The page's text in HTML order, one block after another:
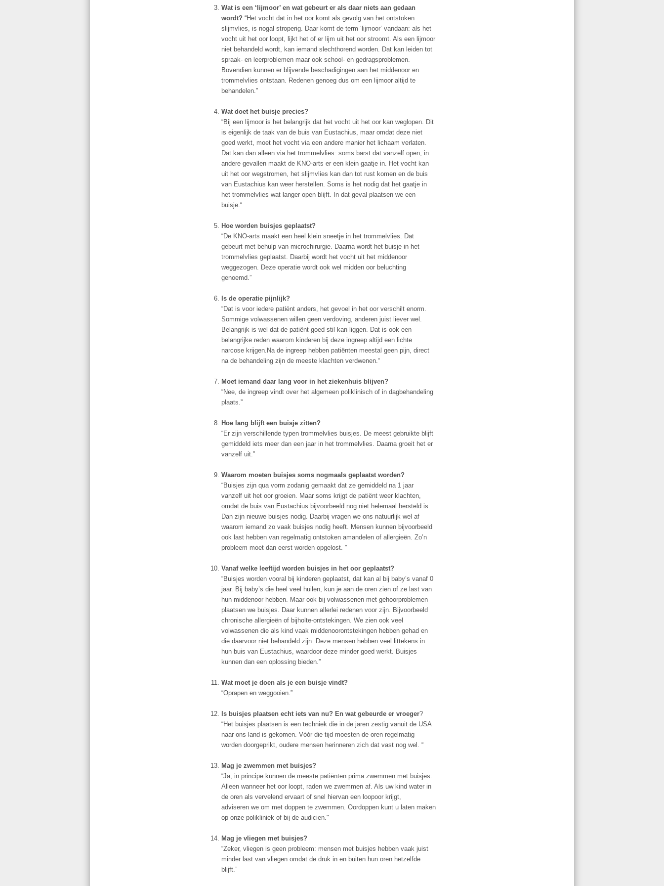
Wat is een ‘lijmoor’ en wat gebeurt er als daar niets aan gedaan
wordt? “Het vocht dat in het oor komt als gevolg van het ontstoken
slijmvlies, is nogal stroperig. Daar komt de term ‘lijmoor’ vandaan: als het
vocht uit het oor loopt, lijkt het of er lijm uit het oor stroomt. Als een lijmoor
niet behandeld wordt, kan iemand slechthorend worden. Dat kan leiden tot
spraak- en leerproblemen maar ook school- en gedragsproblemen.
Bovendien kunnen er blijvende beschadigingen aan het middenoor en
trommelvlies ontstaan. Redenen genoeg dus om een lijmoor altijd te
behandelen.”
Wat doet het buisje precies?
“Bij een lijmoor is het belangrijk dat het vocht uit het oor kan weglopen. Dit
is eigenlijk de taak van de buis van Eustachius, maar omdat deze niet
goed werkt, moet het vocht via een andere manier het lichaam verlaten.
Dat kan dan alleen via het trommelvlies: soms barst dat vanzelf open, in
andere gevallen maakt de KNO-arts er een klein gaatje in. Het vocht kan
uit het oor wegstromen, het slijmvlies kan dan tot rust komen en de buis
van Eustachius kan weer herstellen. Soms is het nodig dat het gaatje in
het trommelvlies wat langer open blijft. In dat geval plaatsen we een
buisje.“
Hoe worden buisjes geplaatst?
“De KNO-arts maakt een heel klein sneetje in het trommelvlies. Dat
gebeurt met behulp van microchirurgie. Daarna wordt het buisje in het
trommelvlies geplaatst. Daarbij wordt het vocht uit het middenoor
weggezogen. Deze operatie wordt ook wel midden oor beluchting
genoemd.”
Is de operatie pijnlijk?
“Dat is voor iedere patiënt anders, het gevoel in het oor verschilt enorm.
Sommige volwassenen willen geen verdoving, anderen juist liever wel.
Belangrijk is wel dat de patiënt goed stil kan liggen. Dat is ook een
belangrijke reden waarom kinderen bij deze ingreep altijd een lichte
narcose krijgen.Na de ingreep hebben patiënten meestal geen pijn, direct
na de behandeling zijn de meeste klachten verdwenen.“
Moet iemand daar lang voor in het ziekenhuis blijven?
“Nee, de ingreep vindt over het algemeen poliklinisch of in dagbehandeling
plaats.”
Hoe lang blijft een buisje zitten?
“Er zijn verschillende typen trommelvlies buisjes. De meest gebruikte blijft
gemiddeld iets meer dan een jaar in het trommelvlies. Daarna groeit het er
vanzelf uit.”
Waarom moeten buisjes soms nogmaals geplaatst worden?
“Buisjes zijn qua vorm zodanig gemaakt dat ze gemiddeld na 1 jaar
vanzelf uit het oor groeien. Maar soms krijgt de patiënt weer klachten,
omdat de buis van Eustachius bijvoorbeeld nog niet helemaal hersteld is.
Dan zijn nieuwe buisjes nodig. Daarbij vragen we ons natuurlijk wel af
waarom iemand zo vaak buisjes nodig heeft. Mensen kunnen bijvoorbeeld
ook last hebben van regelmatig ontstoken amandelen of allergieën. Zo’n
probleem moet dan eerst worden opgelost. ”
Vanaf welke leeftijd worden buisjes in het oor geplaatst?
“Buisjes worden vooral bij kinderen geplaatst, dat kan al bij baby’s vanaf 0
jaar. Bij baby’s die heel veel huilen, kun je aan de oren zien of ze last van
hun middenoor hebben. Maar ook bij volwassenen met gehoorproblemen
plaatsen we buisjes. Daar kunnen allerlei redenen voor zijn. Bijvoorbeeld
chronische allergieën of bijholte-ontstekingen. We zien ook veel
volwassenen die als kind vaak middenoorontstekingen hebben gehad en
die daarvoor niet behandeld zijn. Deze mensen hebben veel littekens in
hun buis van Eustachius, waardoor deze minder goed werkt. Buisjes
kunnen dan een oplossing bieden.”
Wat moet je doen als je een buisje vindt?
“Oprapen en weggooien.”
Is buisjes plaatsen echt iets van nu? En wat gebeurde er vroeger?
“Het buisjes plaatsen is een techniek die in de jaren zestig vanuit de USA
naar ons land is gekomen. Vóór die tijd moesten de oren regelmatig
worden doorgeprikt, oudere mensen herinneren zich dat vast nog wel. “
Mag je zwemmen met buisjes?
“Ja, in principe kunnen de meeste patiënten prima zwemmen met buisjes.
Alleen wanneer het oor loopt, raden we zwemmen af. Als uw kind water in
de oren als vervelend ervaart of snel hiervan een loopoor krijgt,
adviseren we om met doppen te zwemmen. Oordoppen kunt u laten maken
op onze polikliniek of bij de audicien."
Mag je vliegen met buisjes?
“Zeker, vliegen is geen probleem: mensen met buisjes hebben vaak juist
minder last van vliegen omdat de druk in en buiten hun oren hetzelfde
blijft.”